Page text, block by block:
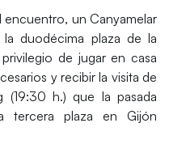
encuentro, unCanyamelar
duodécima plaza de la
de jugar en casa
y recibir la visita de
(19:30 h.) que la pasada
tercera plaza en Gijón